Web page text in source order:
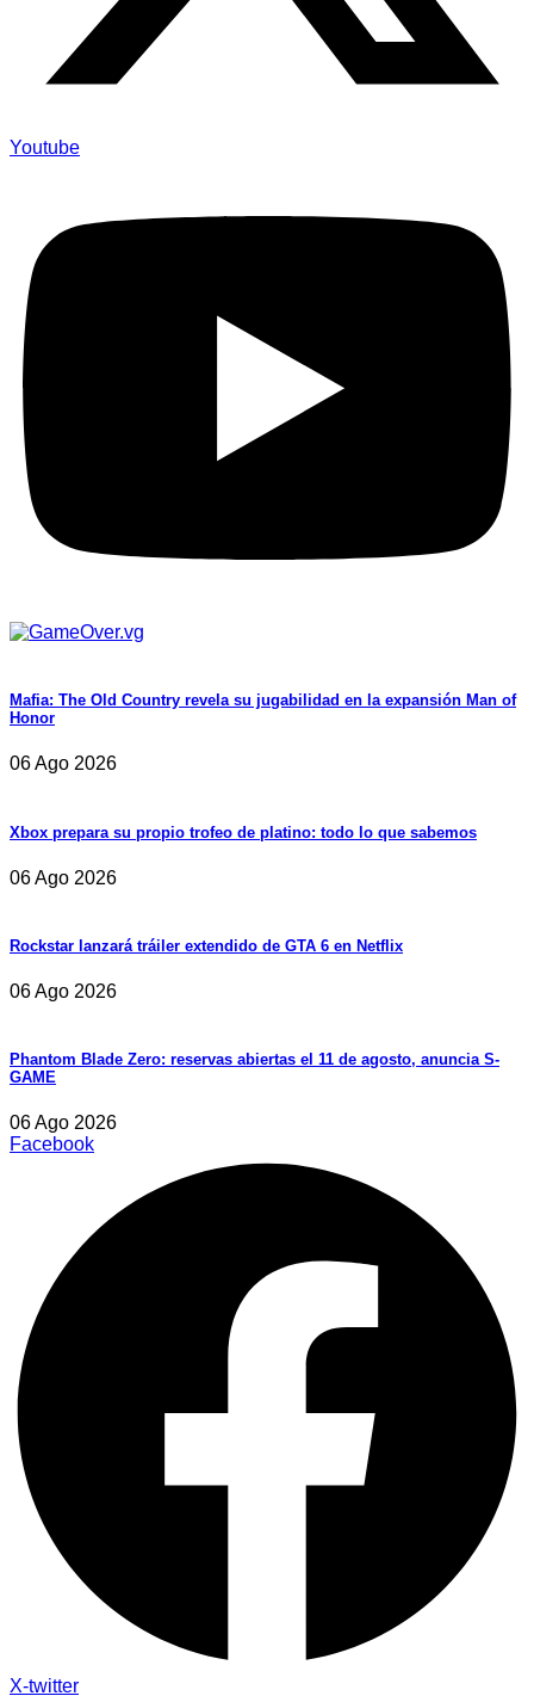
Youtube
Mafia: The Old Country revela su jugabilidad en la expansión Man of
Honor
06 Ago 2026
Xbox prepara su propio trofeo de platino: todo lo que sabemos
06 Ago 2026
Rockstar lanzará tráiler extendido de GTA 6 en Netflix
06 Ago 2026
Phantom Blade Zero: reservas abiertas el 11 de agosto, anuncia S-
GAME
06 Ago 2026
Facebook
X-twitter